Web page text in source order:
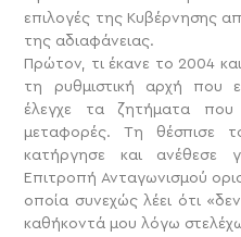
επιλογές της Κυβέρνησης
της αδιαφάνειας.
Πρώτον, τι έκανε το 2004
τη ρυθμιστική αρχή που
έλεγχε τα ζητήματα που
μεταφορές. Τη θέσπισε
κατήργησε και ανέθεσε
Επιτροπή Ανταγωνισμού
οποία συνεχώς λέει ότι
καθήκοντά μου λόγω